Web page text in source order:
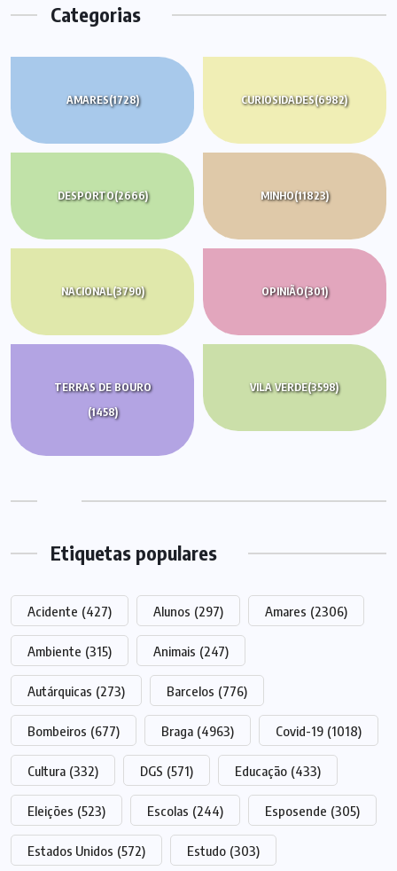
Categorias
AMARES(1728) CURIOSIDADES(6982)
DESPORTO(2666) MINHO(11823)
NACIONAL(3790) OPINIÃO(301)
TERRAS DE BOURO
(1458)
VILA VERDE(3598)
Etiquetas populares
Acidente (427) Alunos (297) Amares (2306)
Ambiente (315) Animais (247)
Autárquicas (273) Barcelos (776)
Bombeiros (677) Braga (4963) Covid-19 (1018)
Cultura (332) DGS (571) Educação (433)
Eleições (523) Escolas (244) Esposende (305)
Estados Unidos (572) Estudo (303)